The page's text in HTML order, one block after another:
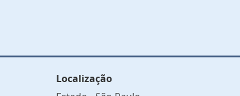
Localização